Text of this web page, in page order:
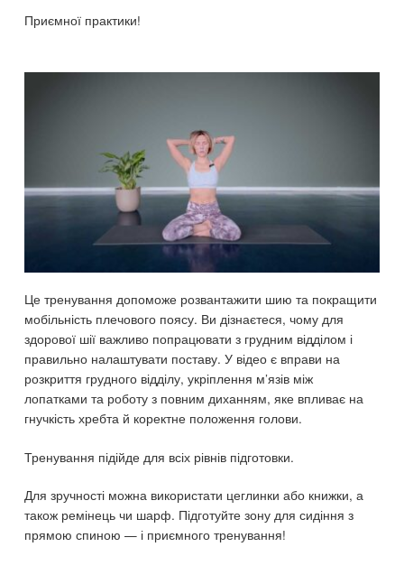
Приємної практики!
Це тренування допоможе розвантажити шию та покращити
мобільність плечового поясу. Ви дізнаєтеся, чому для
здорової шії важливо попрацювати з грудним відділом і
правильно налаштувати поставу. У відео є вправи на
розкриття грудного відділу, укріплення м’язів між
лопатками та роботу з повним диханням, яке впливає на
гнучкість хребта й коректне положення голови.
Тренування підійде для всіх рівнів підготовки.
Для зручності можна використати цеглинки або книжки, а
також ремінець чи шарф. Підготуйте зону для сидіння з
прямою спиною — і приємного тренування!